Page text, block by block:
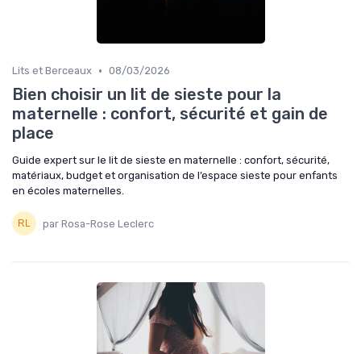
Lits et Berceaux • 08/03/2026
Bien choisir un lit de sieste pour la
maternelle : confort, sécurité et gain de
place
Guide expert sur le lit de sieste en maternelle : confort, sécurité,
matériaux, budget et organisation de l’espace sieste pour enfants
en écoles maternelles.
par Rosa-Rose Leclerc